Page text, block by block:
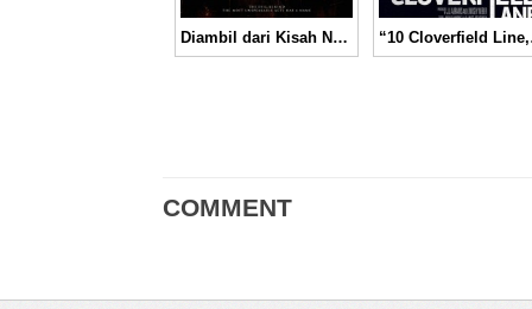
Diambil dari Kisah Nyata, Ini Dia Keseraman Film “The Bye Bye Man” │ Movie Review “10
COMMENT